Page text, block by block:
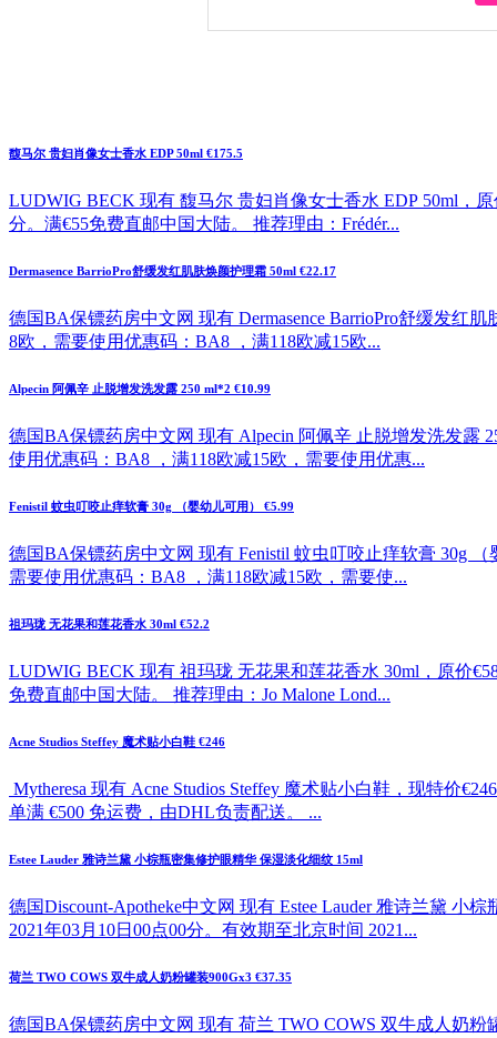
馥马尔 贵妇肖像女士香水 EDP 50ml €175.5
LUDWIG BECK 现有 馥马尔 贵妇肖像女士香水 EDP 50ml，
分。满€55免费直邮中国大陆。 推荐理由：Frédér...
Dermasence BarrioPro舒缓发红肌肤焕颜护理霜 50ml €22.17
德国BA保镖药房中文网 现有 Dermasence BarrioPro舒缓发红
8欧，需要使用优惠码：BA8 ，满118欧减15欧...
Alpecin 阿佩辛 止脱增发洗发露 250 ml*2 €10.99
德国BA保镖药房中文网 现有 Alpecin 阿佩辛 止脱增发洗发露
使用优惠码：BA8 ，满118欧减15欧，需要使用优惠...
Fenistil 蚊虫叮咬止痒软膏 30g （婴幼儿可用） €5.99
德国BA保镖药房中文网 现有 Fenistil 蚊虫叮咬止痒软膏 30g
需要使用优惠码：BA8 ，满118欧减15欧，需要使...
祖玛珑 无花果和莲花香水 30ml €52.2
LUDWIG BECK 现有 祖玛珑 无花果和莲花香水 30ml，原价
免费直邮中国大陆。 推荐理由：Jo Malone Lond...
Acne Studios Steffey 魔术贴小白鞋 €246
Mytheresa 现有 Acne Studios Steffey 魔术贴小白鞋，现特价
单满 €500 免运费，由DHL负责配送。 ...
Estee Lauder 雅诗兰黛 小棕瓶密集修护眼精华 保湿淡化细纹 15ml
德国Discount-Apotheke中文网 现有 Estee Lauder 雅诗兰黛 小
2021年03月10日00点00分。有效期至北京时间 2021...
荷兰 TWO COWS 双牛成人奶粉罐装900Gx3 €37.35
德国BA保镖药房中文网 现有 荷兰 TWO COWS 双牛成人奶